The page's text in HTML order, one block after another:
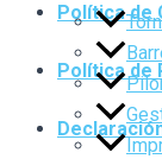
Política de
Política de